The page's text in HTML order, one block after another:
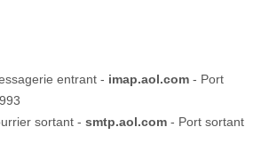
entrant - imap.aol.com - Port
sortant - smtp.aol.com - Port sortant